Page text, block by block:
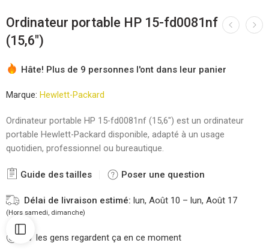
Ordinateur portable HP 15-fd0081nf
(15,6″)
Hâte! Plus de 9 personnes l'ont dans leur panier
Marque: Hewlett-Packard
Ordinateur portable HP 15-fd0081nf (15,6″) est un ordinateur
portable Hewlett-Packard disponible, adapté à un usage
quotidien, professionnel ou bureautique.
Guide des tailles Poser une question
Délai de livraison estimé: lun, Août 10 – lun, Août 17
(Hors samedi, dimanche)
27 les gens regardent ça en ce moment